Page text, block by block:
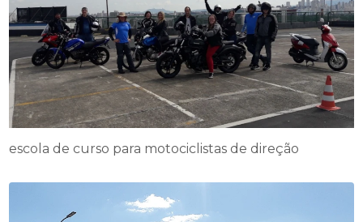
escola de curso para motociclistas de direção